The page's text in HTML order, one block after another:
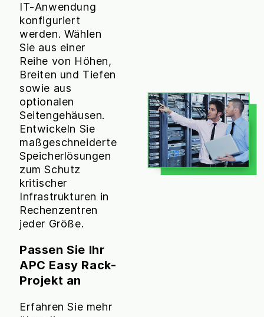
IT-Anwendung
konfiguriert
werden. Wählen
Sie aus einer
Reihe von Höhen,
Breiten und Tiefen
sowie aus
optionalen
Seitengehäusen.
Entwickeln Sie
maßgeschneiderte
Speicherlösungen
zum Schutz
kritischer
Infrastrukturen in
Rechenzentren
jeder Größe.
Passen Sie Ihr
APC Easy Rack-
Projekt an
Erfahren Sie mehr